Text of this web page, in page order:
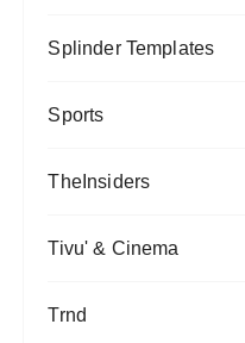
Splinder Templates
Sports
TheInsiders
Tivu' & Cinema
Trnd